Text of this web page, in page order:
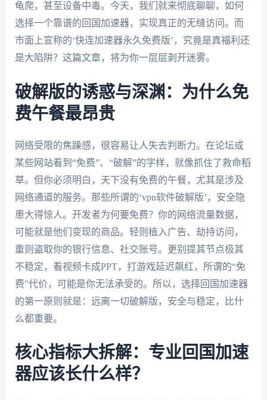
龟爬，甚至设备中毒。今天，我们就来彻底聊聊，如何
选择一个靠谱的回国加速器，实现真正的无缝访问。而
市面上宣称的‘快连加速器永久免费版’，究竟是真福利还
是大陷阱？这篇文章，将为你一层层剥开迷雾。
破解版的诱惑与深渊：为什么免
费午餐最昂贵
网络受限的焦躁感，很容易让人失去判断力。在论坛或
某些网站看到“免费”、“破解”的字样，就像抓住了救命稻
草。但你必须明白，天下没有免费的午餐，尤其是涉及
网络通道的服务。那些所谓的‘vpn软件破解版’，安全隐
患大得惊人。开发者为何要免费？你的网络流量数据，
可能就是他们变现的商品。轻则植入广告、劫持访问，
重则盗取你的银行信息、社交账号。更别提其节点极其
不稳定，看视频卡成PPT，打游戏延迟飙红，所谓的“免
费”代价，可能是你无法承受的。所以，选择回国加速器
的第一原则就是：远离一切破解版，安全与稳定，比什
么都重要。
核心指标大拆解：专业回国加速
器应该长什么样？